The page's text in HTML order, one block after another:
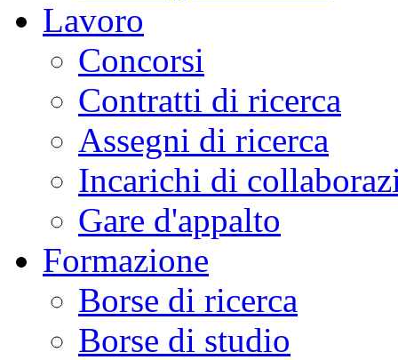
Lavoro
Concorsi
Contratti di ricerca
Assegni di ricerca
Incarichi di
Gare d'appalto
Formazione
Borse di ricerca
Borse di studio